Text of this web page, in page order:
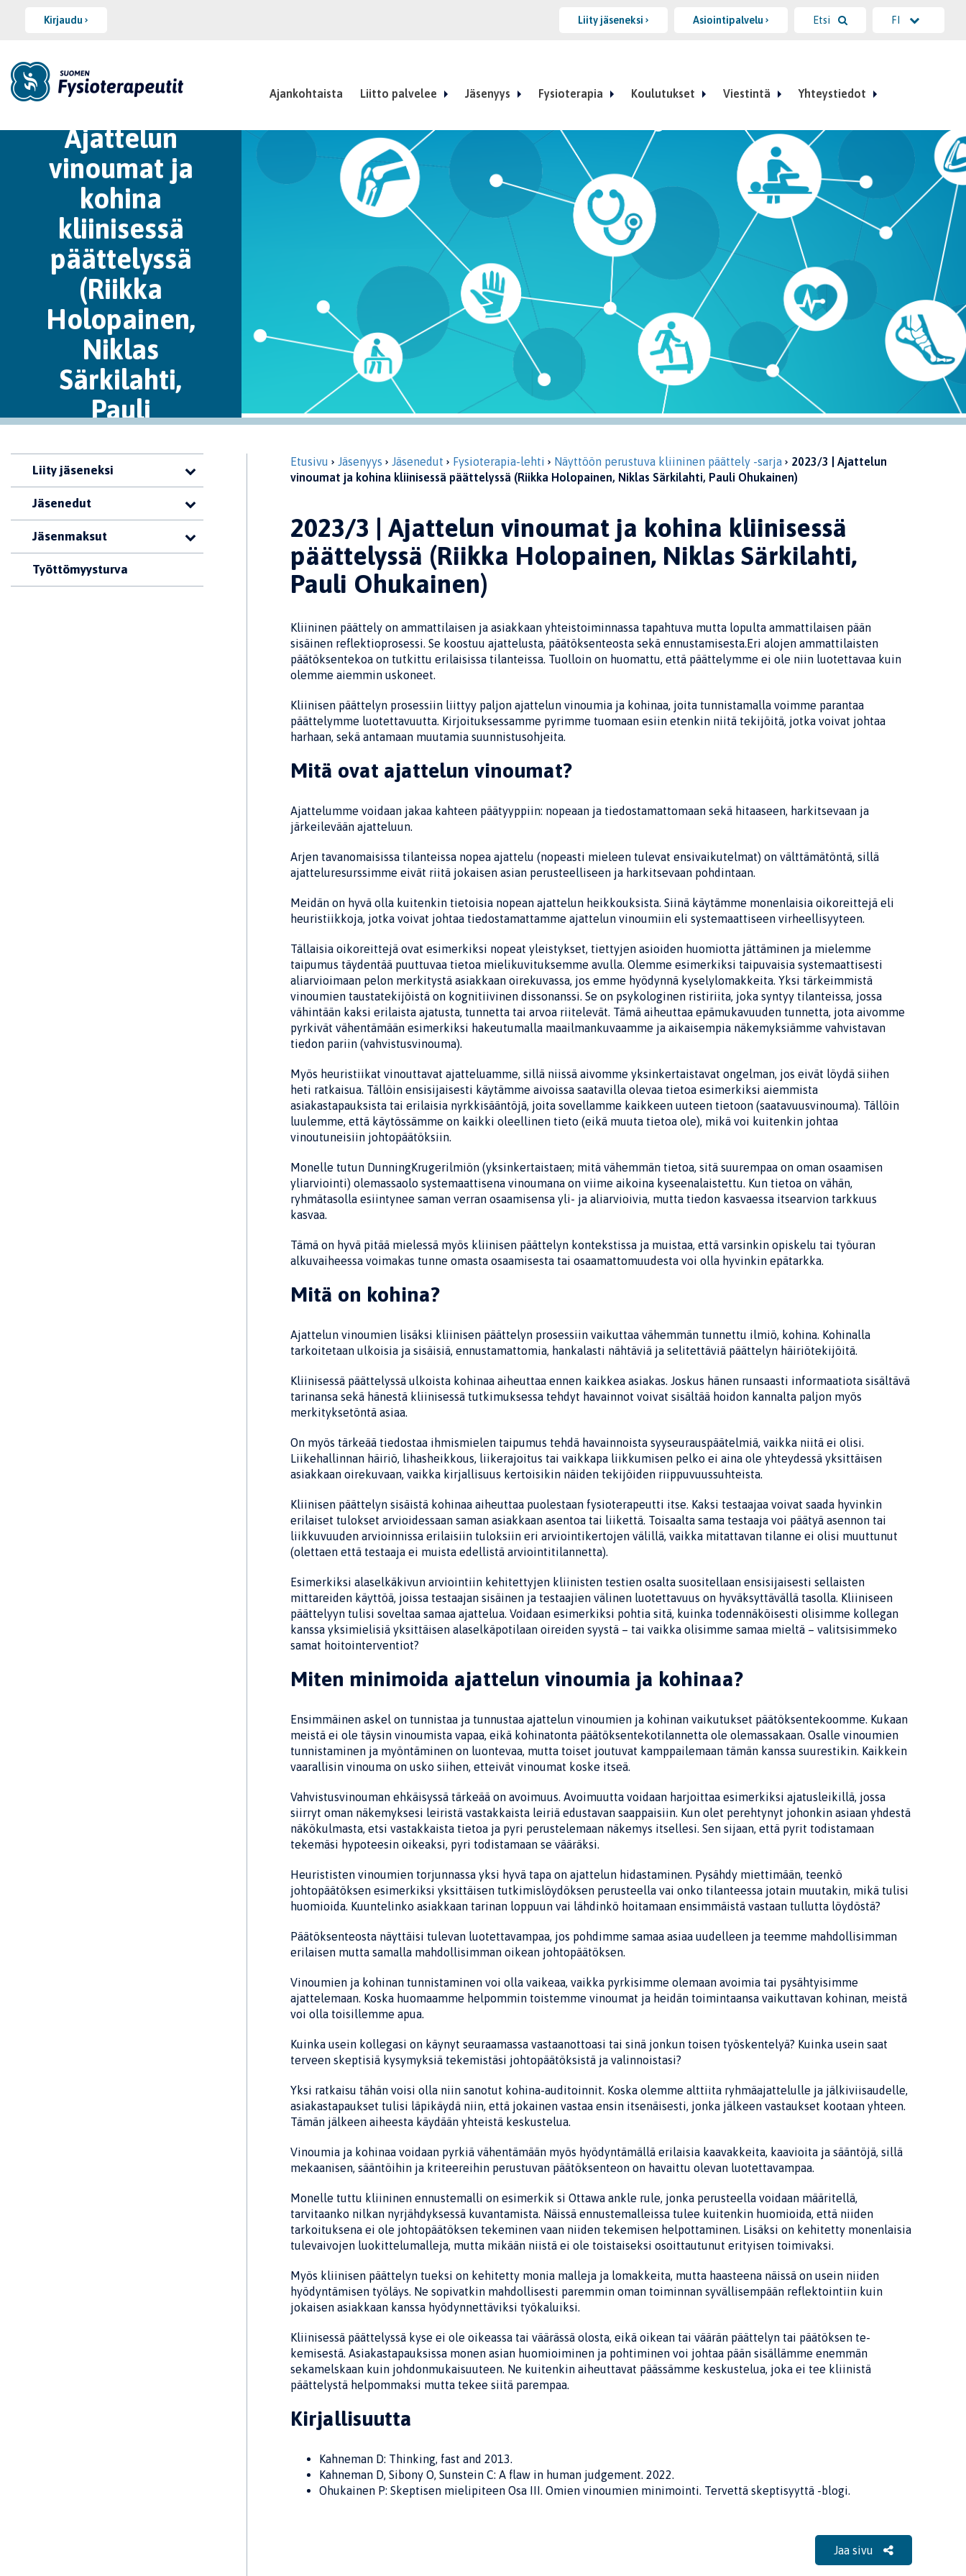
Kirjaudu Liity jäseneksi Asiointipalvelu Etsi FI
Ajankohtaista Liitto palvelee Jäsenyys Fysioterapia Koulutukset Viestintä Yhteystiedot
2023/3 |
Ajattelun
vinoumat ja
kohina
kliinisessä
päättelyssä
(Riikka
Holopainen,
Niklas
Särkilahti,
Pauli
Liity jäseneksi
Jäsenedut
Jäsenmaksut
Työttömyysturva
Etusivu Jäsenyys Jäsenedut Fysioterapia-lehti Näyttöön perustuva kliininen päättely -sarja
2023/3 | Ajattelun
vinoumat ja kohina kliinisessä päättelyssä (Riikka Holopainen, Niklas Särkilahti, Pauli Ohukainen)
2023/3 | Ajattelun vinoumat ja kohina kliinisessä
päättelyssä (Riikka Holopainen, Niklas Särkilahti,
Pauli Ohukainen)
Kliininen päättely on ammattilaisen ja asiakkaan yhteistoiminnassa tapahtuva mutta lopulta am­mattilaisen pään
sisäinen reflektioprosessi. Se koostuu ajattelusta, päätöksenteosta sekä en­nustamisesta.Eri alojen ammattilaisten
päätöksentekoa on tutkittu erilaisissa tilanteissa. Tuolloin on huomattu, että päät­telymme ei ole niin luotettavaa kuin
olemme aiemmin uskoneet.
Kliinisen päättelyn prosessiin liittyy paljon ajatte­lun vinoumia ja kohinaa, joita tunnistamalla voimme parantaa
päättelymme luotettavuutta. Kirjoitukses­samme pyrimme tuomaan esiin etenkin niitä tekijöitä, jotka voivat johtaa
harhaan, sekä antamaan muutamia suunnistusohjeita.
Mitä ovat ajattelun vinoumat?
Ajattelumme voidaan jakaa kahteen päätyyppiin: no­peaan ja tiedostamattomaan sekä hitaaseen, harkitse­vaan ja
järkeilevään ajatteluun.
Arjen tavanomaisissa tilanteissa nopea ajattelu (no­peasti mieleen tulevat ensivaikutelmat) on välttämä­töntä, sillä
ajatteluresurssimme eivät riitä jokaisen asian perusteelliseen ja harkitsevaan pohdintaan.
Meidän on hyvä olla kuitenkin tietoisia nopean ajat­telun heikkouksista. Siinä käytämme monenlaisia oiko­reittejä eli
heuristiikkoja, jotka voivat johtaa tiedosta­mattamme ajattelun vinoumiin eli systemaattiseen virheellisyyteen.
Tällaisia oikoreittejä ovat esimerkiksi nopeat yleis­tykset, tiettyjen asioiden huomiotta jättäminen ja mie­lemme
taipumus täydentää puuttuvaa tietoa mieliku­vituksemme avulla. Olemme esimerkiksi taipuvaisia systemaattisesti
aliarvioimaan pelon merkitystä asiak­kaan oirekuvassa, jos emme hyödynnä kyselylomakkeita. Yksi tärkeimmistä
vinoumien taustatekijöistä on kognitiivinen dissonanssi. Se on psykologinen ristirii­ta, joka syntyy tilanteissa, jossa
vähintään kaksi erilaista ajatusta, tunnetta tai arvoa riitelevät. Tämä aiheuttaa epämukavuuden tunnetta, jota aivomme
pyrkivät vähen­tämään esimerkiksi hakeutumalla maailmankuvaamme ja aikaisempia näkemyksiämme vahvistavan
tiedon pa­riin (vahvistusvinouma).
Myös heuristiikat vinouttavat ajatteluamme, sillä niissä aivomme yksinkertaistavat ongelman, jos eivät löydä siihen
heti ratkaisua. Tällöin ensisijaisesti käy­tämme aivoissa saatavilla olevaa tietoa esimerkiksi aiem­mista
asiakastapauksista tai erilaisia nyrkkisääntöjä, joita sovellamme kaikkeen uuteen tietoon (saatavuus­vinouma). Tällöin
luulemme, että käytössämme on kaik­ki oleellinen tieto (eikä muuta tietoa ole), mikä voi kui­tenkin johtaa
vinoutuneisiin johtopäätöksiin.
Monelle tutun Dunning­Kruger­ilmiön (yksinkertais­taen; mitä vähemmän tietoa, sitä suurempaa on oman osaamisen
yliarviointi) olemassaolo systemaattisena vi­noumana on viime aikoina kyseenalaistettu. Kun tietoa on vähän,
ryhmätasolla esiintynee saman verran osaamisensa yli­- ja aliarvioivia, mutta tiedon kasvaessa itse­arvion tarkkuus
kasvaa.
Tämä on hyvä pitää mielessä myös kliinisen päättelyn kontekstissa ja muistaa, että varsinkin opiskelu­ tai työ­uran
alkuvaiheessa voimakas tunne omasta osaamises­ta tai osaamattomuudesta voi olla hyvinkin epätarkka.
Mitä on kohina?
Ajattelun vinoumien lisäksi kliinisen päättelyn proses­siin vaikuttaa vähemmän tunnettu ilmiö, kohina. Kohi­nalla
tarkoitetaan ulkoisia ja sisäisiä, ennustamattomia, hankalasti nähtäviä ja selitettäviä päättelyn häiriöte­kijöitä.
Kliinisessä päättelyssä ulkoista kohinaa aiheuttaa ennen kaikkea asiakas. Joskus hänen runsaasti infor­maatiota sisältävä
tarinansa sekä hänestä kliinisessä tut­kimuksessa tehdyt havainnot voivat sisältää hoidon kan­nalta paljon myös
merkityksetöntä asiaa.
On myös tärkeää tiedostaa ihmismielen taipumus tehdä havainnoista syy­seurauspäätelmiä, vaikka niitä ei olisi.
Liikehallinnan häiriö, lihasheikkous, liikerajoi­tus tai vaikkapa liikkumisen pelko ei aina ole yhteydes­sä yksittäisen
asiakkaan oirekuvaan, vaikka kirjallisuus kertoisikin näiden tekijöiden riippuvuussuhteista.
Kliinisen päättelyn sisäistä kohinaa aiheuttaa puoles­taan fysioterapeutti itse. Kaksi testaajaa voivat saada hy­vinkin
erilaiset tulokset arvioidessaan saman asiakkaan asentoa tai liikettä. Toisaalta sama testaaja voi päätyä asennon tai
liikkuvuuden arvioinnissa erilaisiin tulok­siin eri arviointikertojen välillä, vaikka mitattavan tilan­ne ei olisi muuttunut
(olettaen että testaaja ei muista edellistä arviointitilannetta).
Esimerkiksi alaselkäkivun arviointiin kehitettyjen kliinisten testien osalta suositellaan ensisijaisesti sel­laisten
mittareiden käyttöä, joissa testaajan sisäinen ja testaajien välinen luotettavuus on hyväksyttävällä ta­solla. Kliiniseen
päättelyyn tulisi soveltaa samaa ajatte­lua. Voidaan esimerkiksi pohtia sitä, kuinka todennäköi­sesti olisimme kollegan
kanssa yksimielisiä yksittäisen alaselkäpotilaan oireiden syystä – tai vaikka olisimme samaa mieltä – valitsisimmeko
samat hoitointerventiot?
Miten minimoida ajattelun vinoumia ja kohinaa?
Ensimmäinen askel on tunnistaa ja tunnustaa ajattelun vinoumien ja kohinan vaikutukset päätöksentekoomme. Kukaan
meistä ei ole täysin vinoumista vapaa, eikä ko­hinatonta päätöksentekotilannetta ole olemassakaan. Osalle vinoumien
tunnistaminen ja myöntäminen on luontevaa, mutta toiset joutuvat kamppailemaan tämän kanssa suurestikin. Kaikkein
vaarallisin vinou­ma on usko siihen, etteivät vinoumat koske itseä.
Vahvistusvinouman ehkäisyssä tärkeää on avoimuus. Avoimuutta voidaan harjoittaa esimerkiksi ajatusleikil­lä, jossa
siirryt oman näkemyksesi leiristä vastakkaista leiriä edustavan saappaisiin. Kun olet perehtynyt johon­kin asiaan yhdestä
näkökulmasta, etsi vastakkaista tie­toa ja pyri perustelemaan näkemys itsellesi. Sen sijaan, että pyrit todistamaan
tekemäsi hypoteesin oikeaksi, pyri todistamaan se vääräksi.
Heurististen vinoumien torjunnassa yksi hyvä tapa on ajattelun hidastaminen. Pysähdy miettimään, teen­kö
johtopäätöksen esimerkiksi yksittäisen tutkimislöy­döksen perusteella vai onko tilanteessa jotain muutakin, mikä tulisi
huomioida. Kuuntelinko asiakkaan tarinan loppuun vai lähdinkö hoitamaan ensimmäistä vastaan tullutta löydöstä?
Päätöksenteosta näyttäisi tulevan luotettavampaa, jos pohdimme samaa asiaa uudelleen ja teemme mah­dollisimman
erilaisen mutta samalla mahdollisimman oikean johtopäätöksen.
Vinoumien ja kohinan tunnistaminen voi olla vai­keaa, vaikka pyrkisimme olemaan avoimia tai pysähtyi­simme
ajattelemaan. Koska huomaamme helpommin toistemme vinoumat ja heidän toimintaansa vaikutta­van kohinan, meistä
voi olla toisillemme apua.
Kuinka usein kollegasi on käynyt seuraamassa vas­taanottoasi tai sinä jonkun toisen työskentelyä? Kuin­ka usein saat
terveen skeptisiä kysymyksiä tekemistäsi johtopäätöksistä ja valinnoistasi?
Yksi ratkaisu tähän voisi olla niin sanotut kohina­-auditoinnit. Koska olemme alttiita ryhmäajattelulle ja jälkiviisaudelle,
asiakastapaukset tulisi läpikäydä niin, että jokainen vastaa ensin itsenäisesti, jonka jälkeen vas­taukset kootaan yhteen.
Tämän jälkeen aiheesta käydään yhteistä keskustelua.
Vinoumia ja kohinaa voidaan pyrkiä vähentämään myös hyödyntämällä erilaisia kaavakkeita, kaavioita ja sääntöjä, sillä
mekaanisen, sääntöihin ja kriteereihin perustuvan päätöksenteon on havaittu olevan luotet­tavampaa.
Monelle tuttu kliininen ennustemalli on esimerkik­ si Ottawa ankle rule, jonka perusteella voidaan määri­tellä,
tarvitaanko nilkan nyrjähdyksessä kuvantamis­ta. Näissä ennustemalleissa tulee kuitenkin huomioida, että niiden
tarkoituksena ei ole johtopäätöksen tekemi­nen vaan niiden tekemisen helpottaminen. Lisäksi on kehitetty monenlaisia
tule­vaivojen luokittelumalleja, mutta mikään niistä ei ole toistaiseksi osoittautunut erityisen toimivaksi.
Myös kliinisen päättelyn tueksi on kehitetty monia malleja ja lomakkeita, mutta haasteena näissä on usein niiden
hyödyntämisen työläys. Ne sopivatkin mahdol­lisesti paremmin oman toiminnan syvällisempään reflektointiin kuin
jokaisen asiakkaan kanssa hyödynnet­täviksi työkaluiksi.
Kliinisessä päättelyssä kyse ei ole oikeassa tai väärässä olosta, eikä oikean tai väärän päättelyn tai päätöksen te­
kemisestä. Asiakastapauksissa monen asian huomioimi­nen ja pohtiminen voi johtaa pään sisällämme enemmän
sekamelskaan kuin johdonmukaisuuteen. Ne kuitenkin aiheuttavat päässämme keskustelua, joka ei tee kliinistä
päättelystä helpommaksi mutta tekee siitä parempaa.
Kirjallisuutta
Kahneman D: Thinking, fast and 2013.
Kahneman D, Sibony O, Sunstein C: A flaw in human judgement. 2022.
Ohukainen P: Skeptisen mielipiteen Osa III. Omien vinoumien minimointi. Tervettä skeptisyyttä -blogi.
Jaa sivu